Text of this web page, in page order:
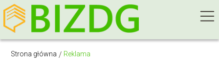
Strona główna / Reklama